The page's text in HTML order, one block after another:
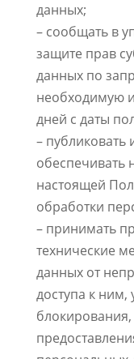
данных;
– сообщать в
защите прав
данных по
необходимую
дней с даты
–
обеспечивать
настоящей
обработки
– принимать
технические
данных от
доступа к